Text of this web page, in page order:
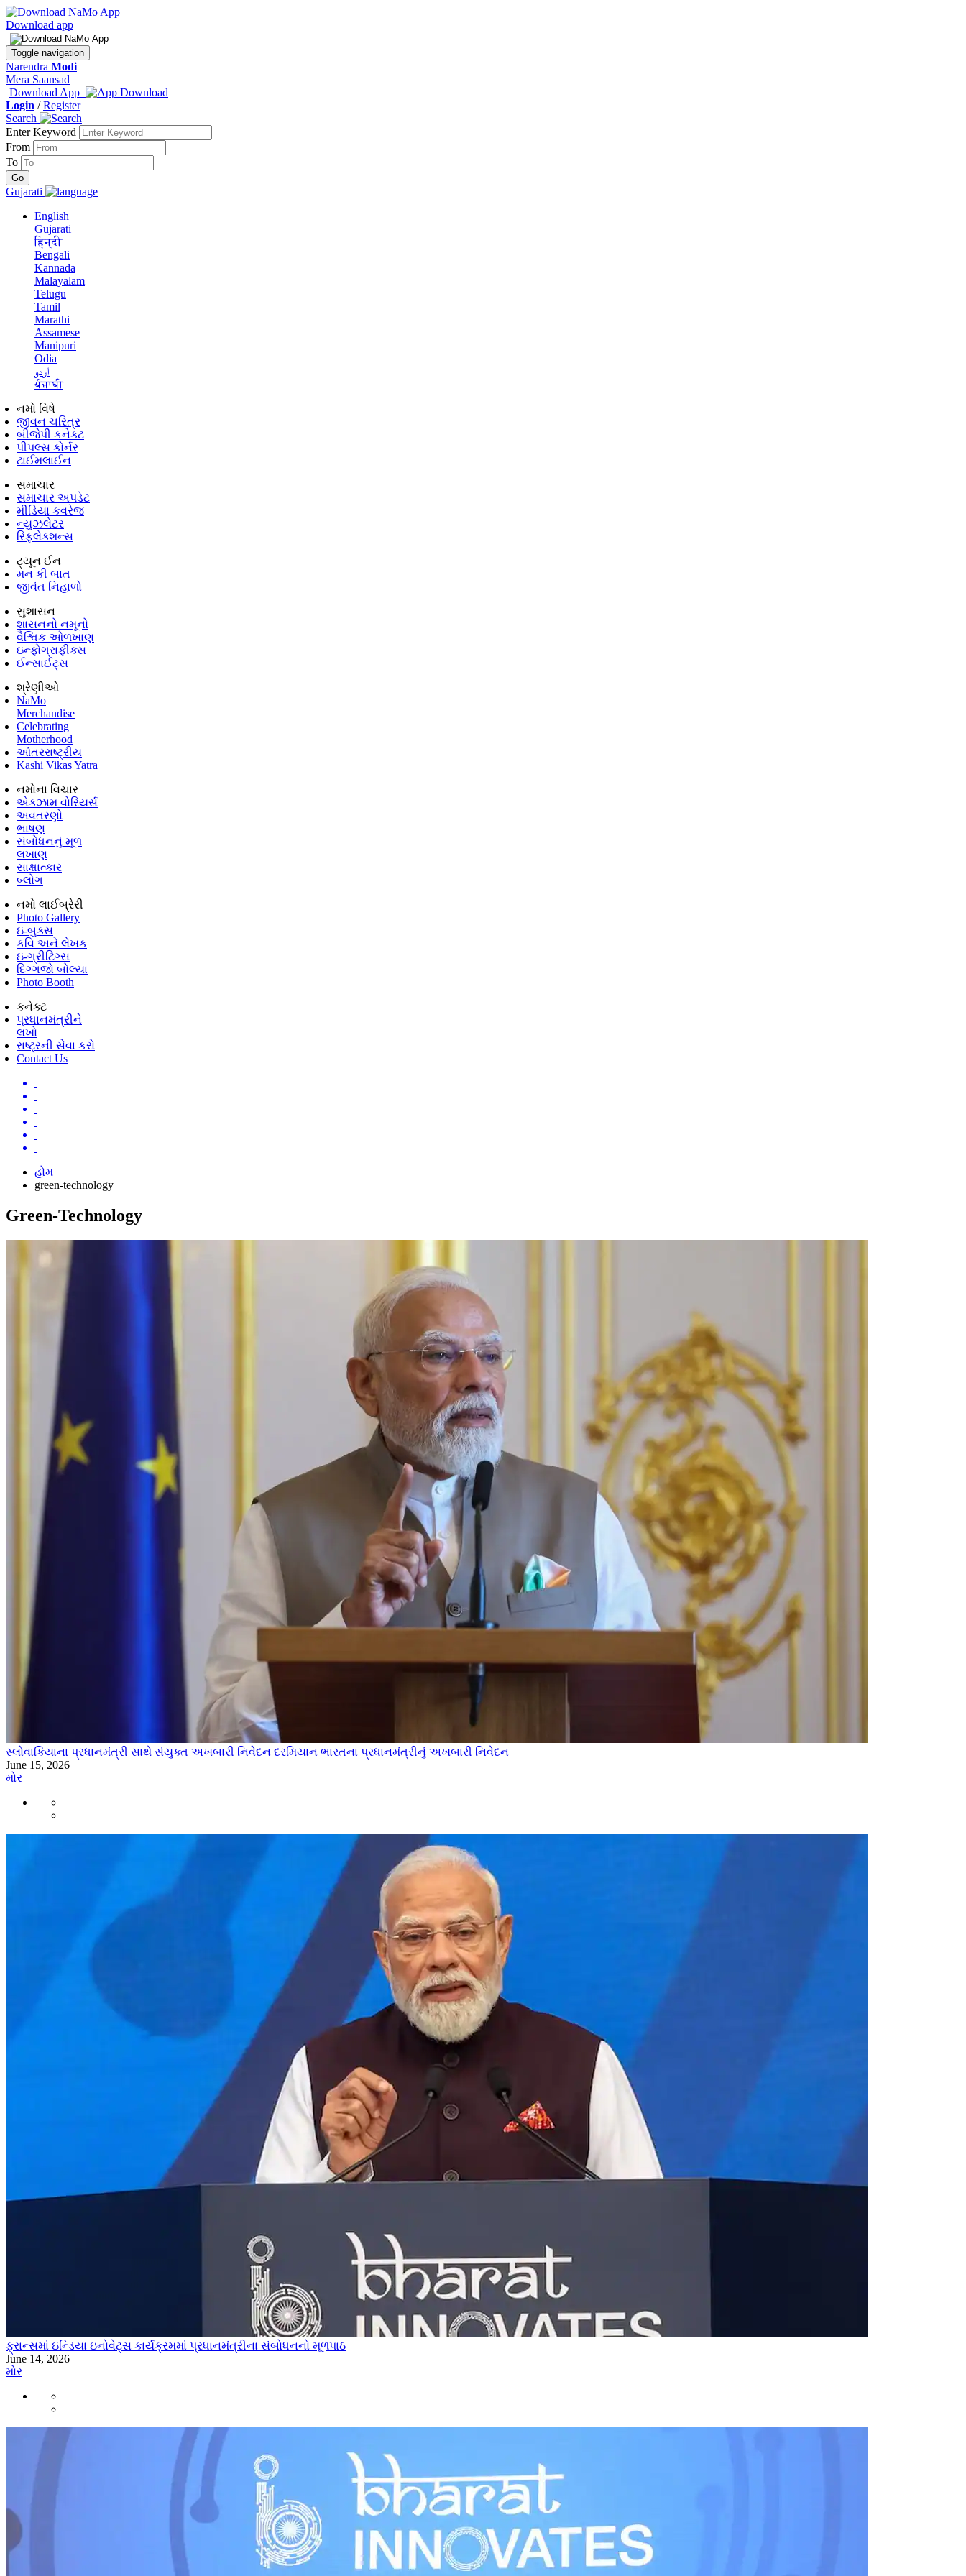
Download app
Toggle navigation
Narendra Modi
Mera Saansad
Download App
Login /Register
Search
Enter Keyword
From
To
Gujarati
English
Gujarati
हिन्दी
Bengali
Kannada
Malayalam
Telugu
Tamil
Marathi
Assamese
Manipuri
Odia
اردو
ਪੰਜਾਬੀ
નમો વિષે
જીવન ચરિત્ર
બીજેપી કનેક્ટ
પીપલ્સ કોર્નર
ટાઈમલાઈન
સમાચાર
સમાચાર અપડેટ
મીડિયા કવરેજ
ન્યુઝલેટર
રિફ્લેક્શન્સ
ટ્યૂન ઈન
મન કી બાત
જીવંત નિહાળો
સુશાસન
શાસનનો નમૂનો
વૈશ્વિક ઓળખાણ
ઇન્ફોગ્રાફીક્સ
ઈન્સાઈટ્સ
શ્રેણીઓ
NaMo
Merchandise
Celebrating
Motherhood
આંતરરાષ્ટ્રીય
Kashi Vikas Yatra
નમોના વિચાર
એક્ઝામ વોરિયર્સ
અવતરણો
ભાષણ
સંબોધનનું મૂળ
લખાણ
સાક્ષાત્કાર
બ્લોગ
નમો લાઈબ્રેરી
Photo Gallery
ઇ-બુક્સ
કવિ અને લેખક
ઇ-ગ્રીટિંગ્સ
દિગ્ગજો બોલ્યા
Photo Booth
કનેક્ટ
પ્રધાનમંત્રીને
લખો
રાષ્ટ્રની સેવા કરો
Contact Us
હોમ
green-technology
Green-Technology
સ્લોવાકિયાના પ્રધાનમંત્રી સાથે સંયુક્ત અખબારી નિવેદન દરમિયાન ભારતના પ્રધાનમંત્રીનું અખબારી નિવેદન
June 15, 2026
મોર
ફ્રાન્સમાં ઇન્ડિયા ઇનોવેટ્સ કાર્યક્રમમાં પ્રધાનમંત્રીના સંબોધનનો મૂળપાઠ
June 14, 2026
મોર